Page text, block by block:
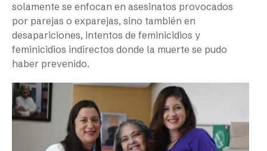
solamente se enfocan en asesinatos provocados
por parejas o exparejas, sino también en
desapariciones, intentos de feminicidios y
feminicidios indirectos donde la muerte se pudo
haber prevenido.